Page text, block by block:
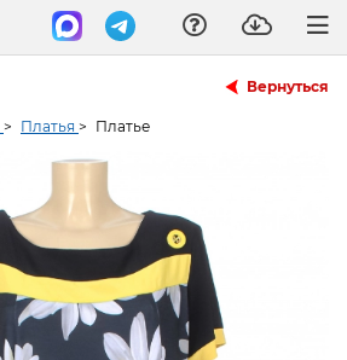
Вернуться
> Платья > Платье